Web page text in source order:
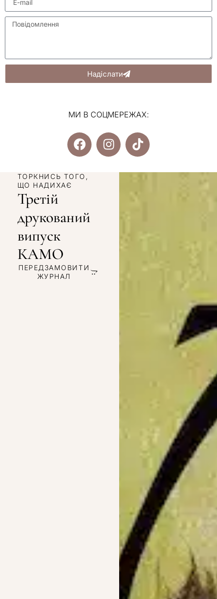
Надіслати
МИ В СОЦМЕРЕЖАХ:
ТОРКНИСЬ ТОГО,
ЩО НАДИХАЄ
Третій
друкований
випуск
КАМО
ПЕРЕДЗАМОВИТИ
ЖУРНАЛ